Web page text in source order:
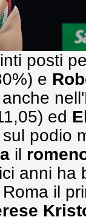
posti
e
ed
podio
il
anni ha
il